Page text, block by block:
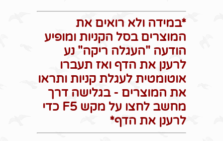
*במידה ולא רואים את
המוצרים בסל הקניות ומופיע
הודעה "העגלה ריקה" נע
לרענן את הדף ואז תעברו
אוטומטית לעגלת קניות ותראו
את המוצרים - בגלישה דרך
מחשב לחצו על מקש F5 כדי
לרענן את הדף*